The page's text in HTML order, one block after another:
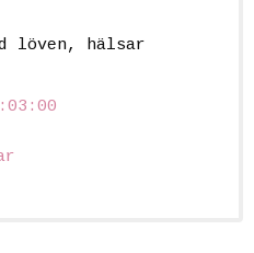
löven, hälsar